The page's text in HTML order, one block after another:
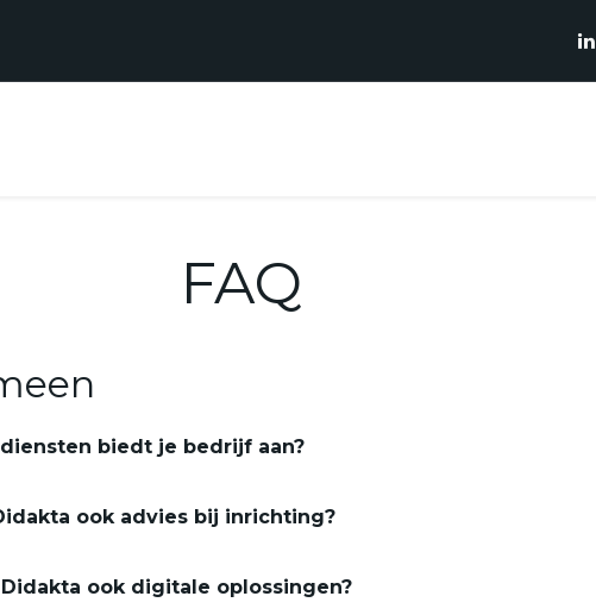
FAQ
biedt je bedrijf aan?
ook advies bij inrichting?
ook digitale oplossingen?